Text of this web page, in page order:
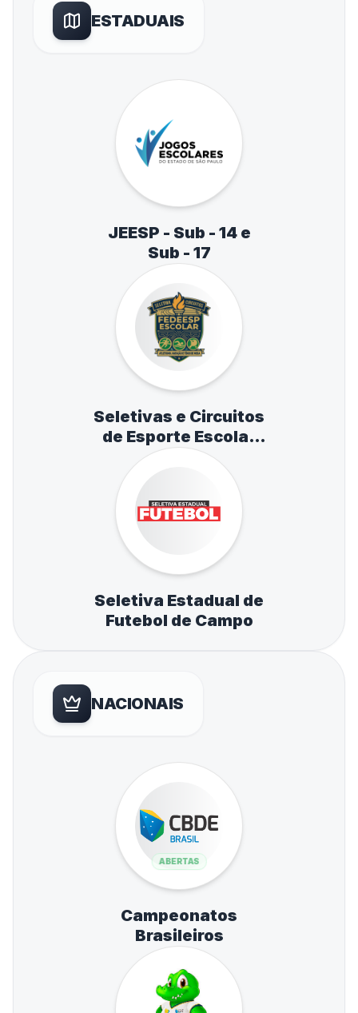
ESTADUAIS
JEESP - Sub - 14 e
Sub - 17
Seletivas e Circuitos
de Esporte Escolar
de Atletismo,
Natação e Tênis de
Mesa
Seletiva Estadual de
Futebol de Campo
NACIONAIS
ABERTAS
Campeonatos
Brasileiros